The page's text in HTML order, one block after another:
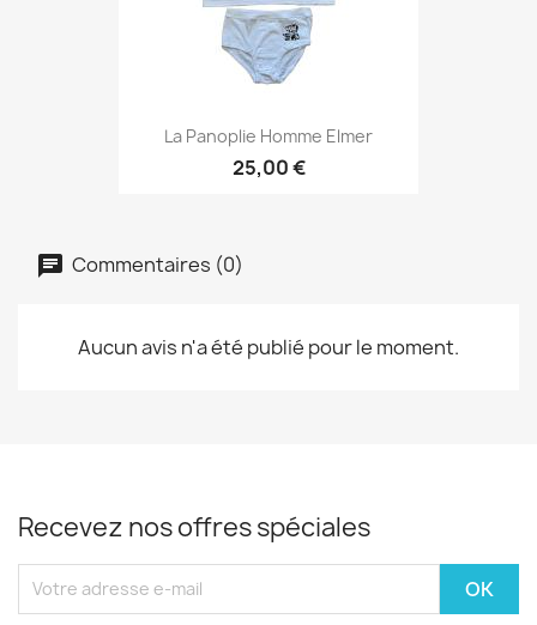
La Panoplie Homme Elmer
25,00 €
Commentaires (0)
Aucun avis n'a été publié pour le moment.
Recevez nos offres spéciales